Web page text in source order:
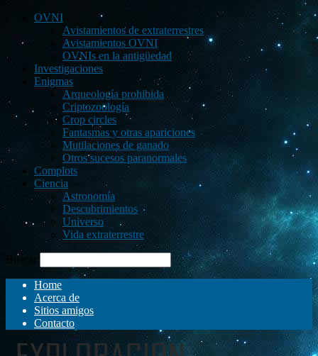
OVNI
Avistamientos de extraterrestres
Avistamientos OVNI
OVNIs en la antigüedad
Investigaciones
Enigmas
Arqueología prohibida
Criptozoología
Crop circles
Fantasmas y otras apariciones
Mutilaciones de ganado
Otros sucesos paranormales
Complots
Ciencia
Astronomía
Descubrimientos
Universo
Vida extraterrestre
Buscar
Home
Acerca de
Sitios amigos
Contacto